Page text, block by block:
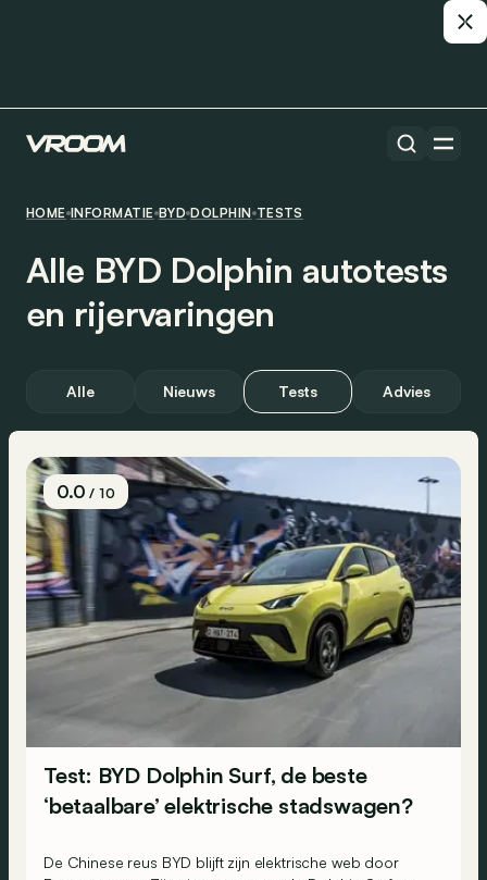
HOME INFORMATIE BYD DOLPHIN TESTS
Alle BYD Dolphin autotests
en rijervaringen
Alle Nieuws Tests Advies
0.0/ 10
Test: BYD Dolphin Surf, de beste
‘betaalbare’ elektrische stadswagen?
De Chinese reus BYD blijft zijn elektrische web door